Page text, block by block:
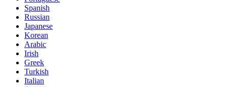
Spanish
Russian
Japanese
Korean
Arabic
Irish
Greek
Turkish
Italian